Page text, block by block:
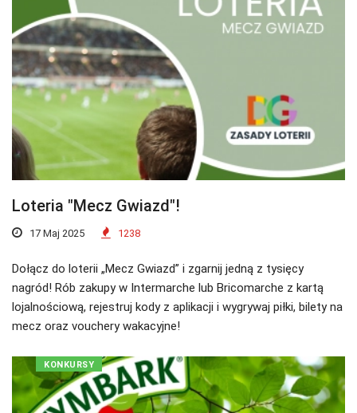
Loteria "Mecz Gwiazd"!
17 Maj 2025 1238
Dołącz do loterii „Mecz Gwiazd” i zgarnij jedną z tysięcy
nagród! Rób zakupy w Intermarche lub Bricomarche z kartą
lojalnościową, rejestruj kody z aplikacji i wygrywaj piłki, bilety na
mecz oraz vouchery wakacyjne!
KONKURSY